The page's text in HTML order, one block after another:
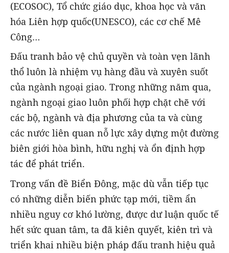
(ECOSOC), Tổ chức giáo dục, khoa học và văn
hóa Liên hợp quốc(UNESCO), các cơ chế Mê
Công…
Đấu tranh bảo vệ chủ quyền và toàn vẹn lãnh
thổ luôn là nhiệm vụ hàng đầu và xuyên suốt
của ngành ngoại giao. Trong những năm qua,
ngành ngoại giao luôn phối hợp chặt chẽ với
các bộ, ngành và địa phương của ta và cùng
các nước liên quan nỗ lực xây dựng một đường
biên giới hòa bình, hữu nghị và ổn định hợp
tác để phát triển.
Trong vấn đề Biển Đông, mặc dù vẫn tiếp tục
có những diễn biến phức tạp mới, tiềm ẩn
nhiều nguy cơ khó lường, được dư luận quốc tế
hết sức quan tâm, ta đã kiên quyết, kiên trì và
triển khai nhiều biện pháp đấu tranh hiệu quả